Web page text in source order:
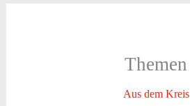
Themen
Aus dem Kreis